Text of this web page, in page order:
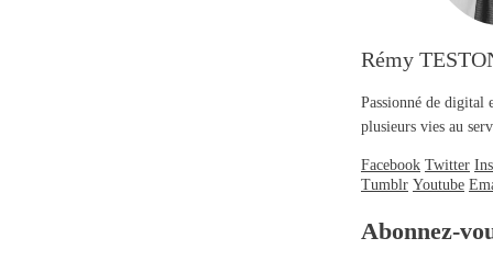
Rémy
Passionné de digital
plusieurs vies au
Facebook Twitter
Tumblr Youtube
Abonnez-